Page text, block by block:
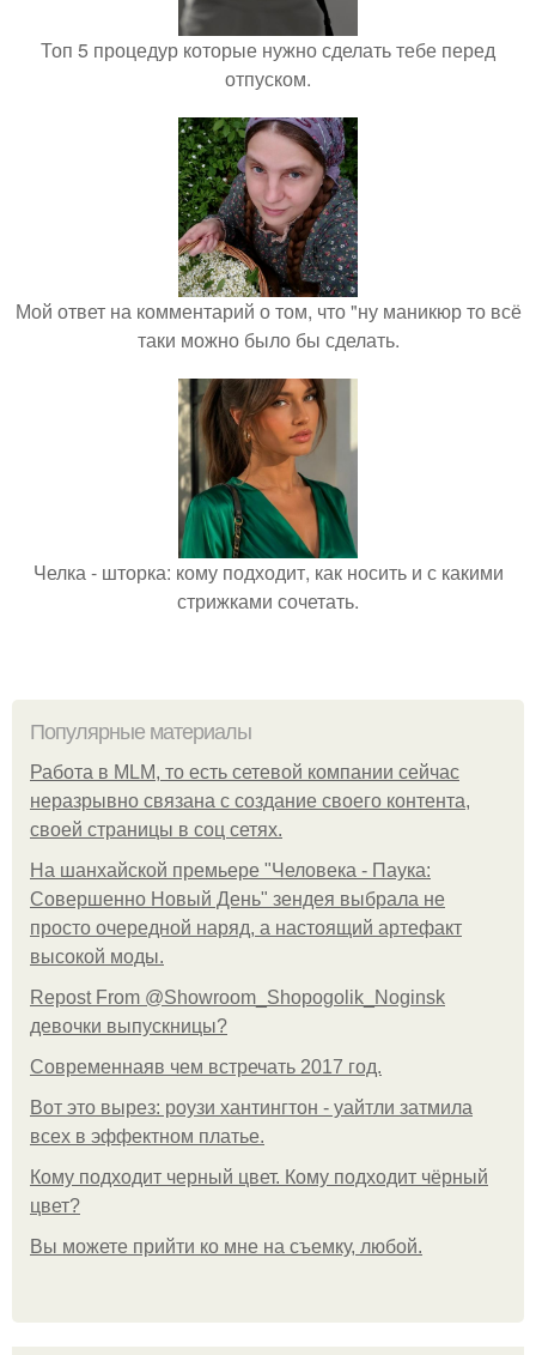
Топ 5 процедур которые нужно сделать тебе перед
отпуском.
Мой ответ на комментарий о том, что "ну маникюр то всё
таки можно было бы сделать.
Челка - шторка: кому подходит, как носить и с какими
стрижками сочетать.
Популярные материалы
Работа в MLM, то есть сетевой компании сейчас
неразрывно связана с создание своего контента,
своей страницы в соц сетях.
На шанхайской премьере "Человека - Паука:
Совершенно Новый День" зендея выбрала не
просто очередной наряд, а настоящий артефакт
высокой моды.
Repost From @Showroom_Shopogolik_Noginsk
девочки выпускницы?
Современнаяв чем встречать 2017 год.
Вот это вырез: роузи хантингтон - уайтли затмила
всех в эффектном платьe.
Кому подходит черный цвет. Кому подходит чёрный
цвет?
Вы можете прийти ко мне на съемку, любой.